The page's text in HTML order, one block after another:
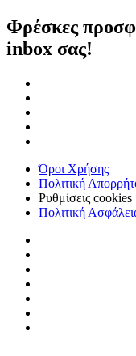
Φρέσκες
inbox σας!
Όροι Χρήσης
Πολιτική
Ρυθμίσεις cookies
Πολιτική